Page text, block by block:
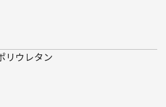
リウレタン